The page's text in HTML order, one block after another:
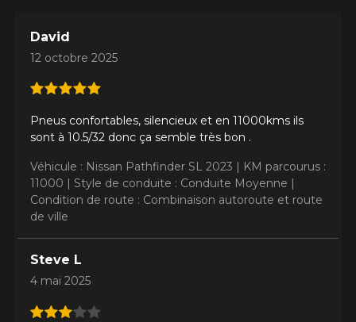
David
12 octobre 2025
Pneus confortables, silencieux et en 11000kms ils
sont à 10.5/32 donc ça semble très bon .
Véhicule : Nissan Pathfinder SL 2023 | KM parcourus :
11000 | Style de conduite : Conduite Moyenne |
Condition de route : Combinaison autoroute et route
de ville
Steve L
4 mai 2025